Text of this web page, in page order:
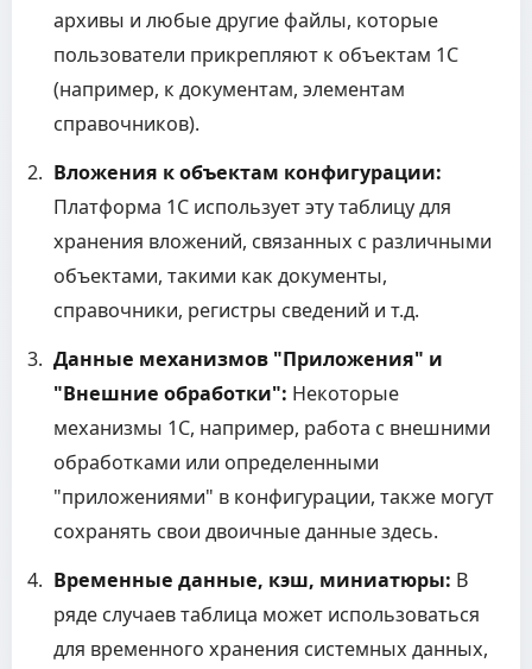
архивы и любые другие файлы, которые
пользователи прикрепляют к объектам 1С
(например, к документам, элементам
справочников).
Вложения к объектам конфигурации:
Платформа 1С использует эту таблицу для
хранения вложений, связанных с различными
объектами, такими как документы,
справочники, регистры сведений и т.д.
Данные механизмов "Приложения" и
"Внешние обработки": Некоторые
механизмы 1С, например, работа с внешними
обработками или определенными
"приложениями" в конфигурации, также могут
сохранять свои двоичные данные здесь.
Временные данные, кэш, миниатюры: В
ряде случаев таблица может использоваться
для временного хранения системных данных,